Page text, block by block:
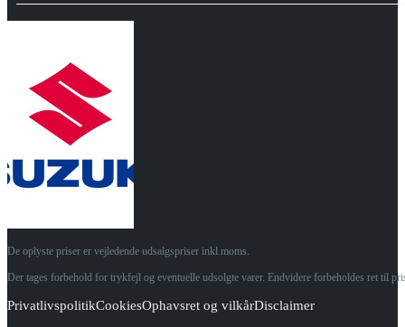
De oplyste priser er vejledende udsalgspriser inkl.moms.
Der tages forbehold for trykfejl og eventuelle udsolgte varer. Endvidere forbeholdes ret til
PrivatlivspolitikCookiesOphavsret og vilkårDisclaimer